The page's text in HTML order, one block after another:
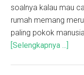
soalnya kalau mau
rumah memang
paling pokok
[Selengkapnya ...]